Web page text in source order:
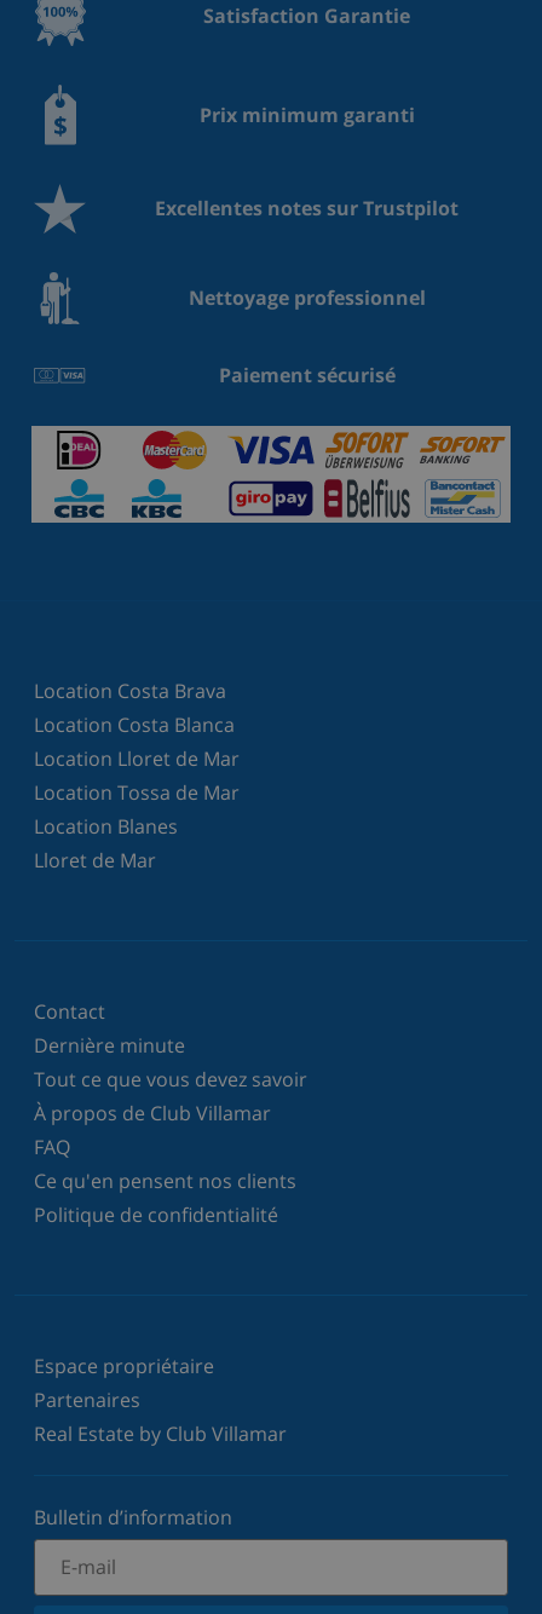
Satisfaction Garantie
Prix minimum garanti
Excellentes notes sur Trustpilot
Nettoyage professionnel
Paiement sécurisé
Location Costa Brava
Location Costa Blanca
Location Lloret de Mar
Location Tossa de Mar
Location Blanes
Lloret de Mar
Contact
Dernière minute
Tout ce que vous devez savoir
À propos de Club Villamar
FAQ
Ce qu'en pensent nos clients
Politique de confidentialité
Espace propriétaire
Partenaires
Real Estate by Club Villamar
Bulletin d’information